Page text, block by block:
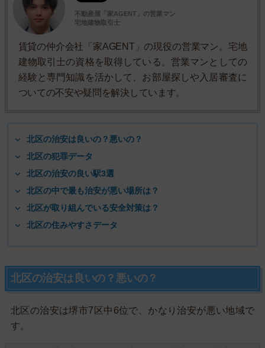
不動産屋「家AGENT」の営業マン
宅地建物取引士
賃貸の仲介会社「家AGENT」の現役の営業マン。宅地
建物取引士の資格を取得している。営業マンとしての
経験と専門知識を活かして、お部屋探しや入居審査に
ついての不安や疑問を解決しています。
北区の治安は良いの？悪いの？
北区の犯罪データ
北区の治安の良い駅3選
北区の中で最も治安が悪い場所は？
北区が取り組んでいる安全対策は？
北区の住みやすさデータ
北区の治安は良いの？悪いの？
北区の治安は堺市7区中6位で、かなり治安が悪い地域で
す。